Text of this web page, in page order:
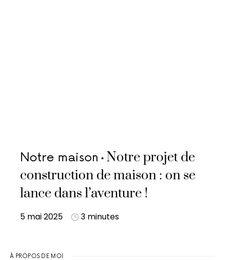
Notre maison
Notre projet de
construction de maison : on se
lance dans l’aventure !
5 mai 2025 3 minutes
À PROPOS DE MOI